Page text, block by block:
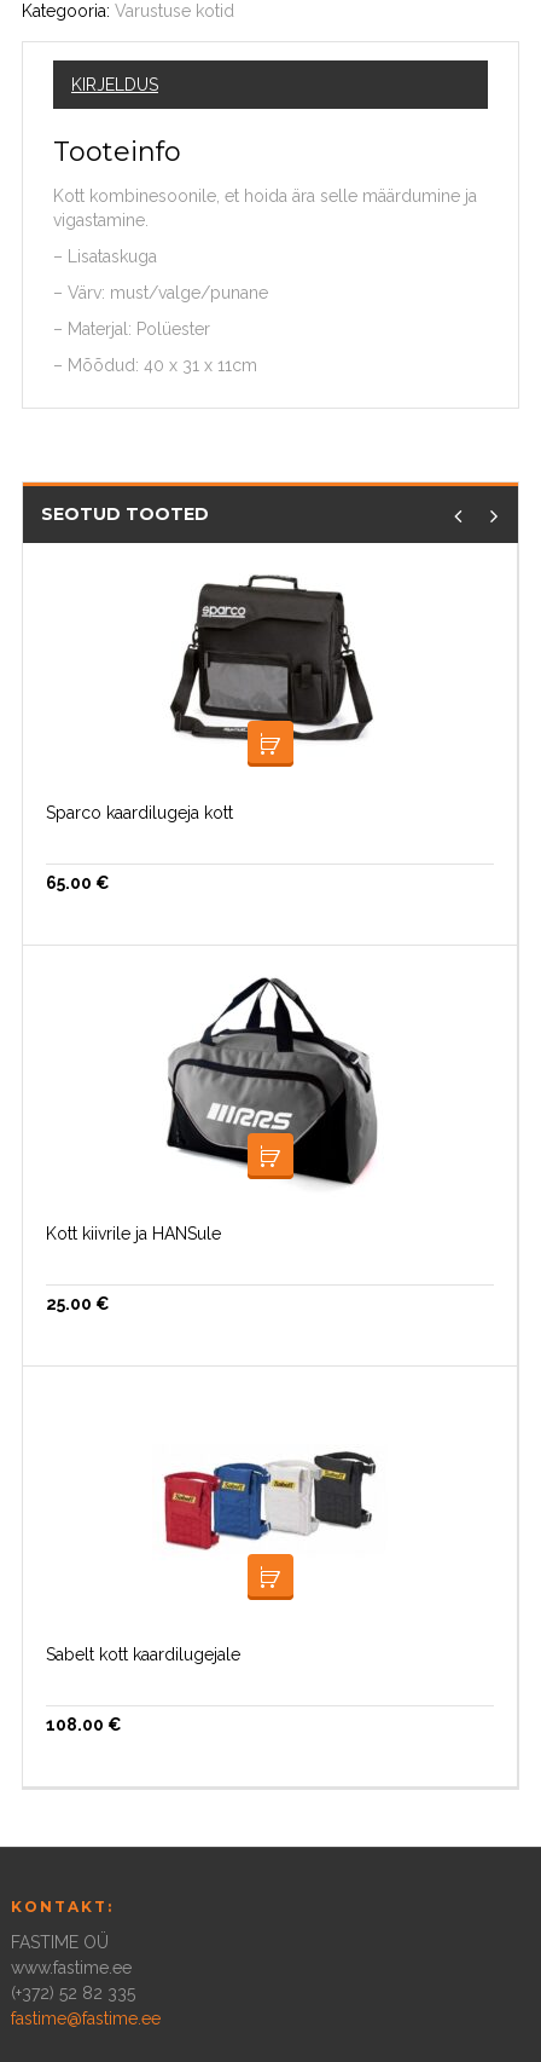
Kategooria: Varustuse kotid
KIRJELDUS
Tooteinfo
Kott kombinesoonile, et hoida ära selle määrdumine ja
vigastamine.
– Lisataskuga
– Värv: must/valge/punane
– Materjal: Polüester
– Mõõdud: 40 x 31 x 11cm
SEOTUD TOOTED
LISA KORVI
Sparco kaardilugeja kott
65.00 €
LISA KORVI
Kott kiivrile ja HANSule
25.00 €
LISA KORVI
Sabelt kott kaardilugejale
108.00 €
KONTAKT:
FASTIME OÜ
www.fastime.ee
(+372) 52 82 335
fastime@fastime.ee